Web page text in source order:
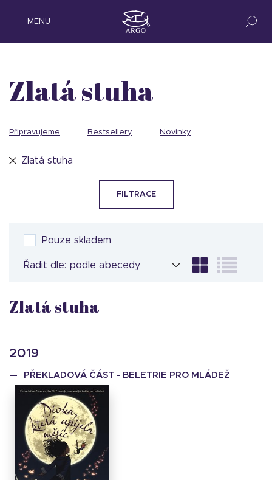
MENU
Zlatá stuha
Připravujeme Bestsellery Novinky
Zlatá stuha
FILTRACE
Pouze skladem
Řadit dle:
Zlatá stuha
2019
PŘEKLADOVÁ ČÁST - BELETRIE PRO MLÁDEŽ